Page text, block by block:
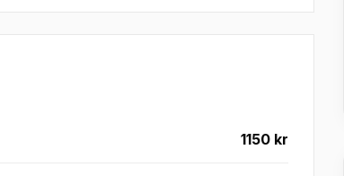
1150 kr